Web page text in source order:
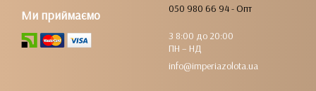
050 980 66 94 - Опт
З 8:00 до 20:00
ПН – НД
info@imperiazolota.ua
Ми приймаємо